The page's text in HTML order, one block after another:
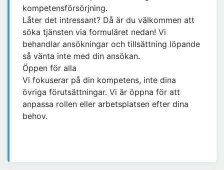
kompetensförsörjning.
Låter det intressant? Då är du välkommen att
söka tjänsten via formuläret nedan! Vi
behandlar ansökningar och tillsättning löpande
så vänta inte med din ansökan.
Öppen för alla
Vi fokuserar på din kompetens, inte dina
övriga förutsättningar. Vi är öppna för att
anpassa rollen eller arbetsplatsen efter dina
behov.